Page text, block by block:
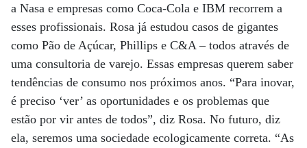
a Nasa e empresas como Coca-Cola e IBM recorrem a
esses profissionais. Rosa já estudou casos de gigantes
como Pão de Açúcar, Phillips e C&A – todos através de
uma consultoria de varejo. Essas empresas querem saber
tendências de consumo nos próximos anos. “Para inovar,
é preciso ‘ver’ as oportunidades e os problemas que
estão por vir antes de todos”, diz Rosa. No futuro, diz
ela, seremos uma sociedade ecologicamente correta. “As